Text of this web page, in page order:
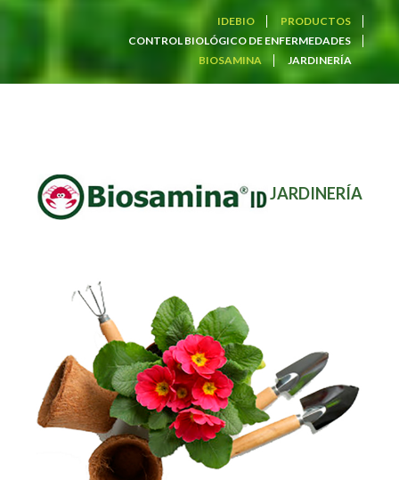
IDEBIO
PRODUCTOS
CONTROL BIOLÓGICO DE ENFERMEDADES
BIOSAMINA
JARDINERÍA
JARDINERÍA